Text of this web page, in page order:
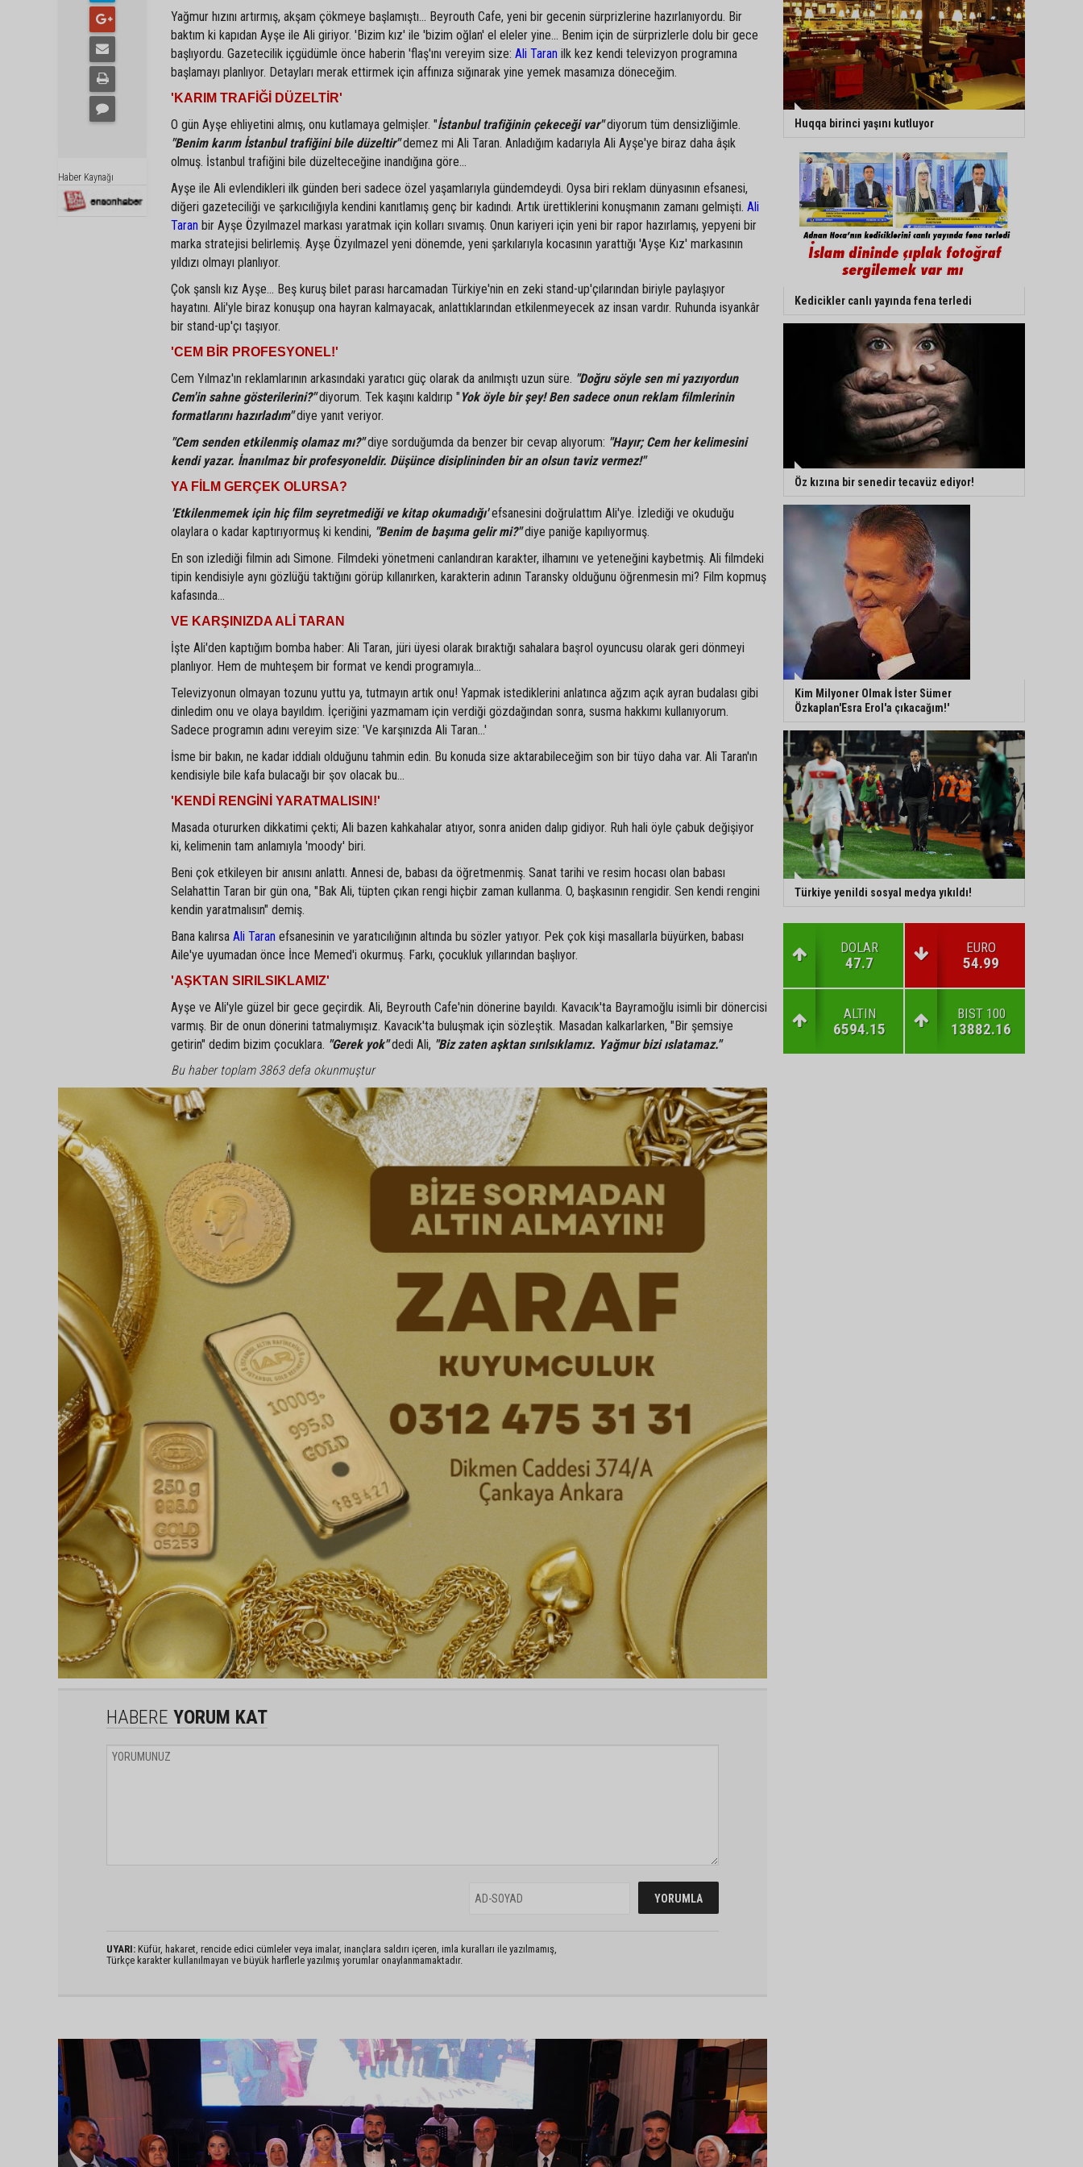
Haber Kaynağı
Yağmur hızını artırmış, akşam çökmeye başlamıştı... Beyrouth Cafe, yeni bir gecenin sürprizlerine hazırlanıyordu. Bir
baktım ki kapıdan Ayşe ile Ali giriyor. 'Bizim kız' ile 'bizim oğlan' el eleler yine... Benim için de sürprizlerle dolu bir gece
başlıyordu. Gazetecilik içgüdümle önce haberin 'flaş'ını vereyim size: Ali Taran ilk kez kendi televizyon programına
başlamayı planlıyor. Detayları merak ettirmek için affınıza sığınarak yine yemek masamıza döneceğim.
'KARIM TRAFİĞİ DÜZELTİR'
O gün Ayşe ehliyetini almış, onu kutlamaya gelmişler. "İstanbul trafiğinin çekeceği var"diyorum tüm densizliğimle.
"Benim karım İstanbul trafiğini bile düzeltir"demez mi Ali Taran. Anladığım kadarıyla Ali Ayşe'ye biraz daha âşık
olmuş. İstanbul trafiğini bile düzelteceğine inandığına göre...
Ayşe ile Ali evlendikleri ilk günden beri sadece özel yaşamlarıyla gündemdeydi. Oysa biri reklam dünyasının efsanesi,
diğeri gazeteciliği ve şarkıcılığıyla kendini kanıtlamış genç bir kadındı. Artık ürettiklerini konuşmanın zamanı gelmişti. Ali
Taran bir Ayşe Özyılmazel markası yaratmak için kolları sıvamış. Onun kariyeri için yeni bir rapor hazırlamış, yepyeni bir
marka stratejisi belirlemiş. Ayşe Özyılmazel yeni dönemde, yeni şarkılarıyla kocasının yarattığı 'Ayşe Kız' markasının
yıldızı olmayı planlıyor.
Çok şanslı kız Ayşe... Beş kuruş bilet parası harcamadan Türkiye'nin en zeki stand-up'çılarından biriyle paylaşıyor
hayatını. Ali'yle biraz konuşup ona hayran kalmayacak, anlattıklarından etkilenmeyecek az insan vardır. Ruhunda isyankâr
bir stand-up'çı taşıyor.
'CEM BİR PROFESYONEL!'
Cem Yılmaz'ın reklamlarının arkasındaki yaratıcı güç olarak da anılmıştı uzun süre. "Doğru söyle sen mi yazıyordun
Cem'in sahne gösterilerini?"diyorum. Tek kaşını kaldırıp " Yok öyle bir şey! Ben sadece onun reklam filmlerinin
formatlarını hazırladım"diye yanıt veriyor.
"Cem senden etkilenmiş olamaz mı?"diye sorduğumda da benzer bir cevap alıyorum: "Hayır; Cem her kelimesini
kendi yazar. İnanılmaz bir profesyoneldir. Düşünce disiplininden bir an olsun taviz vermez!"
YA FİLM GERÇEK OLURSA?
'Etkilenmemek için hiç film seyretmediği ve kitap okumadığı'efsanesini doğrulattım Ali'ye. İzlediği ve okuduğu
olaylara o kadar kaptırıyormuş ki kendini, "Benim de başıma gelir mi?"diye paniğe kapılıyormuş.
En son izlediği filmin adı Simone. Filmdeki yönetmeni canlandıran karakter, ilhamını ve yeteneğini kaybetmiş. Ali filmdeki
tipin kendisiyle aynı gözlüğü taktığını görüp kıllanırken, karakterin adının Taransky olduğunu öğrenmesin mi? Film kopmuş
kafasında...
VE KARŞINIZDA ALİ TARAN
İşte Ali'den kaptığım bomba haber: Ali Taran, jüri üyesi olarak bıraktığı sahalara başrol oyuncusu olarak geri dönmeyi
planlıyor. Hem de muhteşem bir format ve kendi programıyla...
Televizyonun olmayan tozunu yuttu ya, tutmayın artık onu! Yapmak istediklerini anlatınca ağzım açık ayran budalası gibi
dinledim onu ve olaya bayıldım. İçeriğini yazmamam için verdiği gözdağından sonra, susma hakkımı kullanıyorum.
Sadece programın adını vereyim size: 'Ve karşınızda Ali Taran...'
İsme bir bakın, ne kadar iddialı olduğunu tahmin edin. Bu konuda size aktarabileceğim son bir tüyo daha var. Ali Taran'ın
kendisiyle bile kafa bulacağı bir şov olacak bu...
'KENDİ RENGİNİ YARATMALISIN!'
Masada otururken dikkatimi çekti; Ali bazen kahkahalar atıyor, sonra aniden dalıp gidiyor. Ruh hali öyle çabuk değişiyor
ki, kelimenin tam anlamıyla 'moody' biri.
Beni çok etkileyen bir anısını anlattı. Annesi de, babası da öğretmenmiş. Sanat tarihi ve resim hocası olan babası
Selahattin Taran bir gün ona, "Bak Ali, tüpten çıkan rengi hiçbir zaman kullanma. O, başkasının rengidir. Sen kendi rengini
kendin yaratmalısın" demiş.
Bana kalırsa Ali Taran efsanesinin ve yaratıcılığının altında bu sözler yatıyor. Pek çok kişi masallarla büyürken, babası
Aile'ye uyumadan önce İnce Memed'i okurmuş. Farkı, çocukluk yıllarından başlıyor.
'AŞKTAN SIRILSIKLAMIZ'
Ayşe ve Ali'yle güzel bir gece geçirdik. Ali, Beyrouth Cafe'nin dönerine bayıldı. Kavacık'ta Bayramoğlu isimli bir dönercisi
varmış. Bir de onun dönerini tatmalıymışız. Kavacık'ta buluşmak için sözleştik. Masadan kalkarlarken, "Bir şemsiye
getirin" dedim bizim çocuklara. "Gerek yok"dedi Ali, "Biz zaten aşktan sırılsıklamız. Yağmur bizi ıslatamaz."
Bu haber toplam 3863 defa okunmuştur
HABERE YORUM KAT
UYARI: Küfür, hakaret, rencide edici cümleler veya imalar, inançlara saldırı içeren, imla kuralları ile yazılmamış,
Türkçe karakter kullanılmayan ve büyük harflerle yazılmış yorumlar onaylanmamaktadır.
Huqqa birinci yaşını kutluyor
Kedicikler canlı yayında fena terledi
Öz kızına bir senedir tecavüz ediyor!
Kim Milyoner Olmak İster Sümer
Özkaplan'Esra Erol'a çıkacağım!'
Türkiye yenildi sosyal medya yıkıldı!
DOLAR
47.7
EURO
54.99
ALTIN
6594.15
BIST 100
13882.16